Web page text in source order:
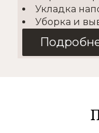
Укладка
Уборка и
Покупка